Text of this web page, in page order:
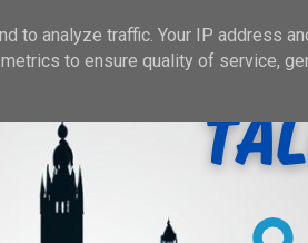
to analyze traffic. Your IP address
to ensure quality of service,